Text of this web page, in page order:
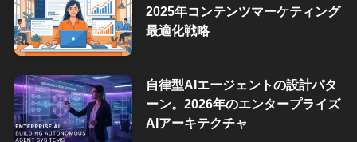
2025年コンテンツマーケティング
最適化戦略
自律型AIエージェントの設計パタ
ーン。2026年のエンタープライズ
AIアーキテクチャ